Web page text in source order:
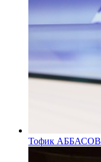
Тофик АББАСОВ